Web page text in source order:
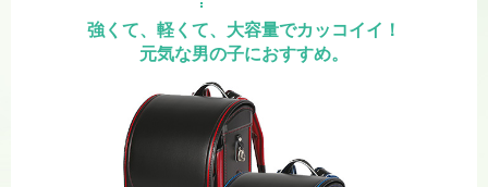
強くて、軽くて、大容量でカッコイイ！
元気な男の子におすすめ。